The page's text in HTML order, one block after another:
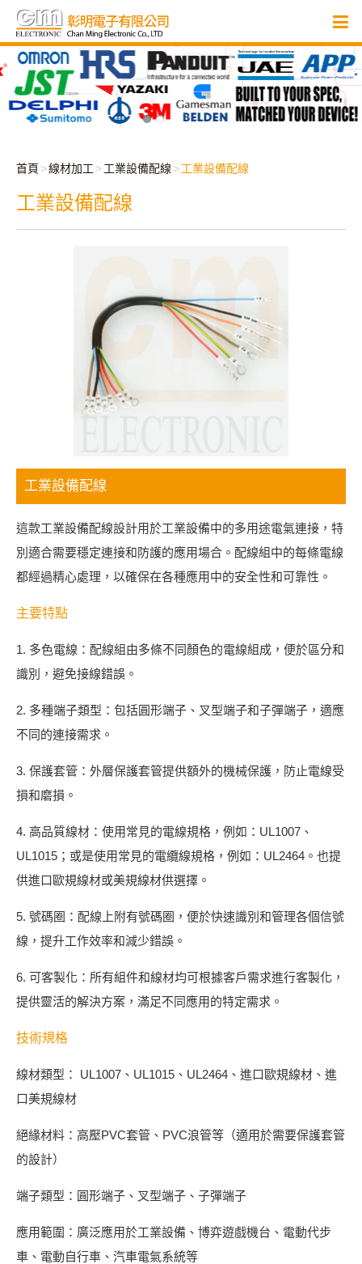
首頁 線材加工 工業設備配線 工業設備配線
工業設備配線
工業設備配線
這款工業設備配線設計用於工業設備中的多用途電氣連接，特
別適合需要穩定連接和防護的應用場合。配線組中的每條電線
都經過精心處理，以確保在各種應用中的安全性和可靠性。
主要特點
1. 多色電線：配線組由多條不同顏色的電線組成，便於區分和
識別，避免接線錯誤。
2. 多種端子類型：包括圓形端子、叉型端子和子彈端子，適應
不同的連接需求。
3. 保護套管：外層保護套管提供額外的機械保護，防止電線受
損和磨損。
4. 高品質線材：使用常見的電線規格，例如：UL1007、
UL1015；或是使用常見的電纜線規格，例如：UL2464。也提
供進口歐規線材或美規線材供選擇。
5. 號碼圈：配線上附有號碼圈，便於快速識別和管理各個信號
線，提升工作效率和減少錯誤。
6. 可客製化：所有組件和線材均可根據客戶需求進行客製化，
提供靈活的解決方案，滿足不同應用的特定需求。
技術規格
線材類型： UL1007、UL1015、UL2464、進口歐規線材、進
口美規線材
絕緣材料：高壓PVC套管、PVC浪管等（適用於需要保護套管
的設計）
端子類型：圓形端子、叉型端子、子彈端子
應用範圍：廣泛應用於工業設備、博弈遊戲機台、電動代步
車、電動自行車、汽車電氣系統等